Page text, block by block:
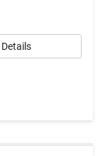
Details